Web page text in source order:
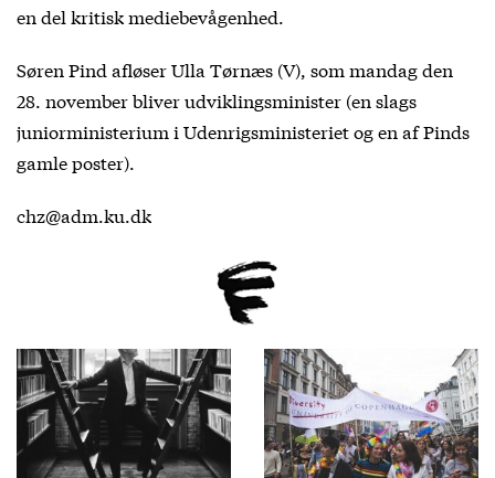
en del kritisk mediebevågenhed.
Søren Pind afløser Ulla Tørnæs (V), som mandag den
28. november bliver udviklingsminister (en slags
juniorministerium i Udenrigsministeriet og en af Pinds
gamle poster).
chz@adm.ku.dk